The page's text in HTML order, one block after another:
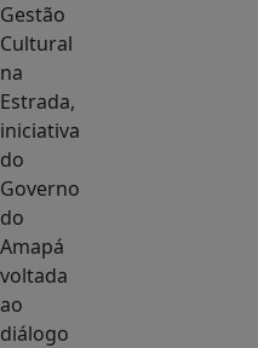
Gestão
Cultural
na
Estrada,
iniciativa
do
Governo
do
Amapá
voltada
ao
diálogo